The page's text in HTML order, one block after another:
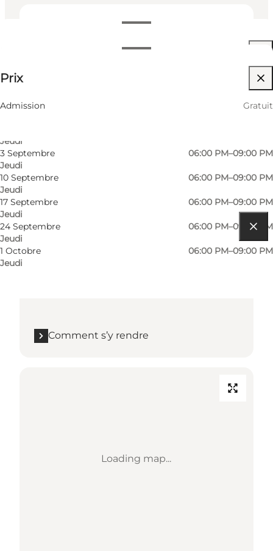
13 Août
06:00 PM–09:00 PM
20 Août
06:00 PM–09:00 PM
Jeudi
3 Septembre
Jeudi
06:00 PM–09:00 PM
10 Septembre
Jeudi
06:00 PM–09:00 PM
17 Septembre
Jeudi
06:00 PM–09:00 PM
24 Septembre
Jeudi
06:00 PM–09:00 PM
1 Octobre
Jeudi
06:00 PM–09:00 PM
Prix
Admission Gratuit
Friends, My partner, Myself
Comment s’y rendre
Loading map...